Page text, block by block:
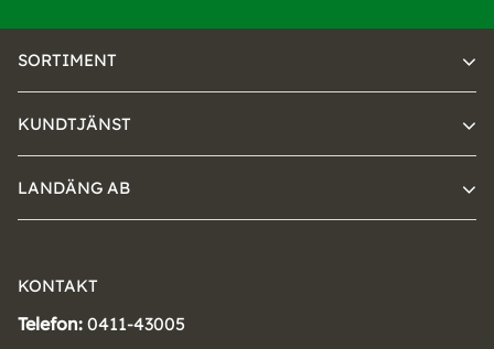
SORTIMENT
KUNDTJÄNST
LANDÄNG AB
KONTAKT
Telefon: 0411-43005